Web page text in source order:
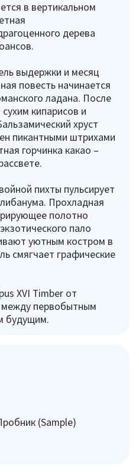
в вертикальном
дерева
выдержки и месяц
повесть начинается
ладана. После
кипарисов и
хруст
пикантными штрихами
горчинка какао –
пихты пульсирует
Прохладная
полотно
пало
уютным костром в
смягчает графические
XVI Timber от
между первобытным
будущим.
(Sample)